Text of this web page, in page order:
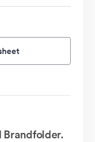
Brandfolder.